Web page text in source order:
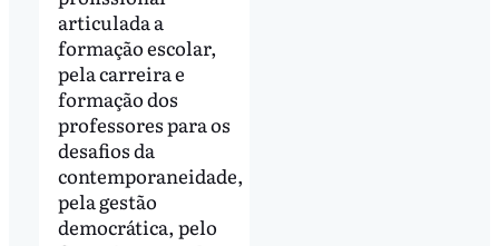
articulada a
formação escolar,
pela carreira e
formação dos
professores para os
desafios da
contemporaneidade,
pela gestão
democrática, pelo